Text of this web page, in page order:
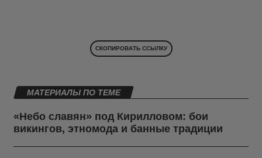
СКОПИРОВАТЬ ССЫЛКУ
МАТЕРИАЛЫ ПО ТЕМЕ
«Небо славян» под Кирилловом: бои
викингов, этномода и банные традиции